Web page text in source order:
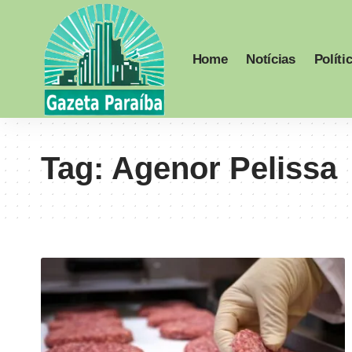
Home Notícias
Tag:Agenor Pelissa